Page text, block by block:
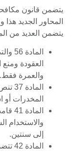
يتضمن قانون
يتضمن العديد من
العقودة
والعمرة فقط.
المخدرات أو
إلى سنتين.